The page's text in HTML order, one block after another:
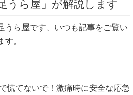
うら屋」が解説します
うら屋です、いつも記事をご覧い
。
慌てないで！激痛時に安全な応急